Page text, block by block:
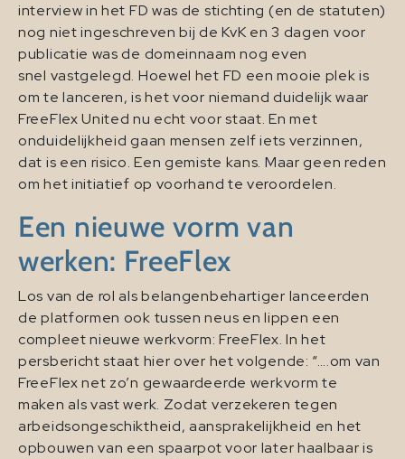
interview in het FD was de stichting (en de statuten)
nog niet ingeschreven bij de KvK en 3 dagen voor
publicatie was de domeinnaam nog even
snel vastgelegd. Hoewel het FD een mooie plek is
om te lanceren, is het voor niemand duidelijk waar
FreeFlex United nu echt voor staat. En met
onduidelijkheid gaan mensen zelf iets verzinnen,
dat is een risico. Een gemiste kans. Maar geen reden
om het initiatief op voorhand te veroordelen.
Een nieuwe vorm van
werken: FreeFlex
Los van de rol als belangenbehartiger lanceerden
de platformen ook tussen neus en lippen een
compleet nieuwe werkvorm: FreeFlex. In het
persbericht staat hier over het volgende: “….om van
FreeFlex net zo’n gewaardeerde werkvorm te
maken als vast werk. Zodat verzekeren tegen
arbeidsongeschiktheid, aansprakelijkheid en het
opbouwen van een spaarpot voor later haalbaar is